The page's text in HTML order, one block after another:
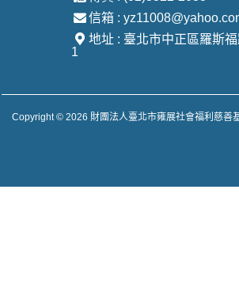
信箱 :
地址 : 臺北市中正區羅斯
1
Copyright © 2026 財團法人臺北市雍展社會福利慈善